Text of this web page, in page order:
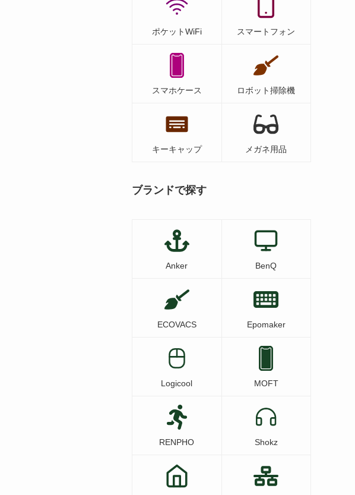
ポケットWiFi スマートフォン
スマホケース ロボット掃除機
キーキャップ メガネ用品
ブランドで探す
Anker BenQ
ECOVACS Epomaker
Logicool MOFT
RENPHO Shokz